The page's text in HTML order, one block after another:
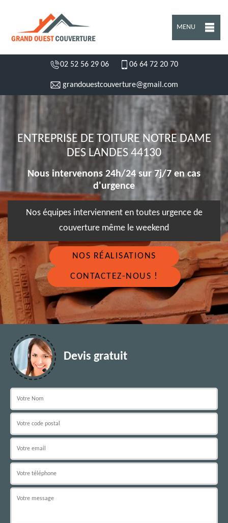
MENU
02 52 56 29 06 06 64 72 20 70
grandouestcouverture@gmail.com
ENTREPRISE DE TOITURE NOTRE DAME
DES LANDES 44130
Nous intervenons 24h/24 sur 7j/7 en cas
d'urgence
Nos équipes interviennent en toutes urgence de
couverture même le weekend
NOS RÉALISATIONS
CONTACTEZ-NOUS !
Devis gratuit